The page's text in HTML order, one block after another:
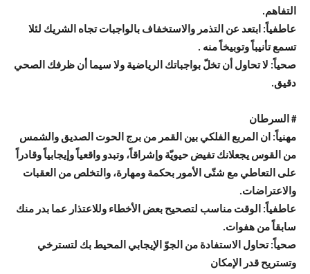
التفاهم.
عاطفياً: ابتعد عن التذمر والاستخفاف بالواجبات تجاه الشريك لئلا
تسمع تأنيباً وتوبيخاً منه .
صحياً: لا تحاول أن تخلّ بواجباتك الرياضية ولا سيما أن ظرفك الصحي
دقيق.
# السرطان
مهنياً: ان المربع الفلكي بين القمر من برج الحوت الصديق والشمس
من القوس يجعلانك تفيض حيويّة وإشراقاً، وتبدو واقعياً وإيجابياً وقادراً
على التعاطي مع شتّى الأمور بحكمة ومهارة، والتخلص من العقبات
والاعتراضات.
عاطفياً: الوقت مناسب لتصحيح بعض الأخطاء وللاعتذار عما بدر منك
سابقاً من هفوات.
صحياً: تحاول الاستفادة من الجوّ الإيجابي المحيط بك لتسترخي
وتستريح قدر الإمكان